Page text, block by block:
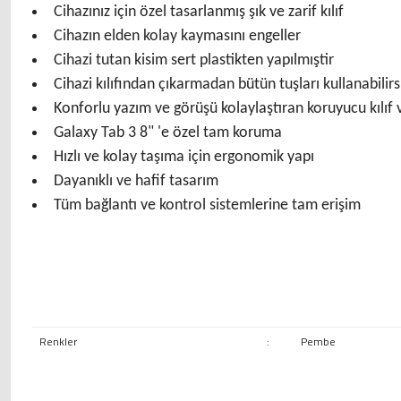
Cihazınız için özel tasarlanmış şık ve zarif kılıf
Cihazın elden kolay kaymasını engeller
Cihazi tutan kisim sert plastikten yapılmıştir
Cihazi kılıfından çıkarmadan bütün tuşları
Konforlu yazım ve görüşü kolaylaştıran koruyucu
Galaxy Tab 3 8" 'e özel tam koruma
Hızlı ve kolay taşıma için ergonomik yapı
Dayanıklı ve hafif tasarım
Tüm bağlantı ve kontrol sistemlerine tam erişim
Renkler : Pembe